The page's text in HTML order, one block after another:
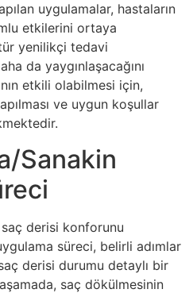
uygulamalar, hastaların
etkilerini ortaya
yenilikçi tedavi
da yaygınlaşacağını
etkili olabilmesi için,
ve uygun koşullar
Sanakin
derisi konforunu
süreci, belirli adımlar
derisi durumu detaylı bir
saç dökülmesinin